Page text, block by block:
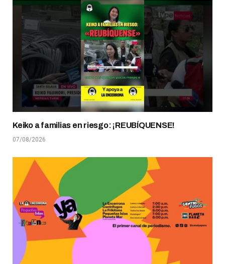
Keiko a familias en riesgo: ¡REUBÍQUENSE!
07/08/2026